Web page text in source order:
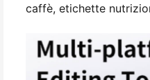
caffè, etichette